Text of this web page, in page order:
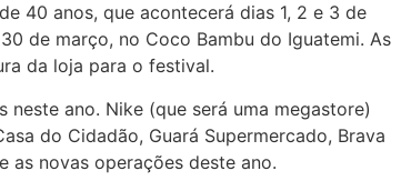
40 anos, que acontecerá dias 1, 2 e 3 de
de março, no Coco Bambu do Iguatemi. As
da loja para o festival.
neste ano. Nike (que será uma megastore)
do Cidadão, Guará Supermercado, Brava
as novas operações deste ano.